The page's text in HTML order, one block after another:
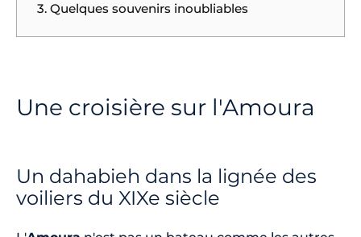
3. Quelques souvenirs inoubliables
Une croisière sur l'Amoura
Un dahabieh dans la lignée des
voiliers du XIXe siècle